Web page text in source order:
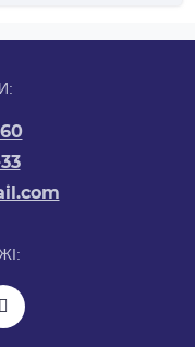
чорні гвинти під
або власної
з шайбами,
представлених в